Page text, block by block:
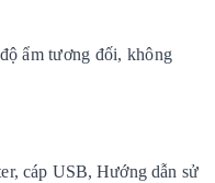
ẩm tương đối, không
cáp USB, Hướng dẫn sử